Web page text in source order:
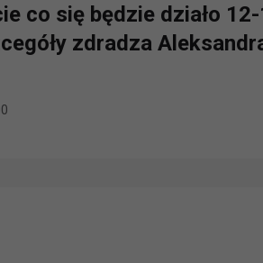
co się będzie działo
zdradza